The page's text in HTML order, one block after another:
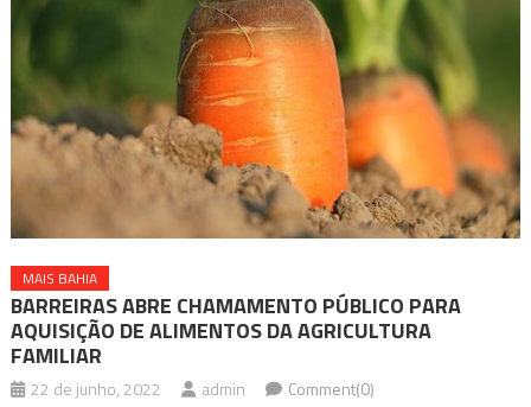
MAIS BAHIA
BARREIRAS ABRE CHAMAMENTO PÚBLICO PARA
AQUISIÇÃO DE ALIMENTOS DA AGRICULTURA
FAMILIAR
22 de junho, 2022 admin Comment(0)